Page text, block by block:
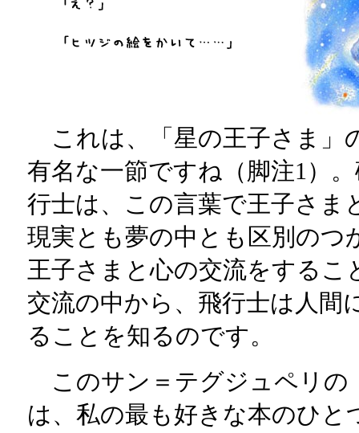
これは、「星の王子さま」
有名な一節ですね（脚注1）
行士は、この言葉で王子さま
現実とも夢の中とも区別のつ
王子さまと心の交流をするこ
交流の中から、飛行士は人間
ることを知るのです。
このサン＝テグジュペリの
は、私の最も好きな本のひと